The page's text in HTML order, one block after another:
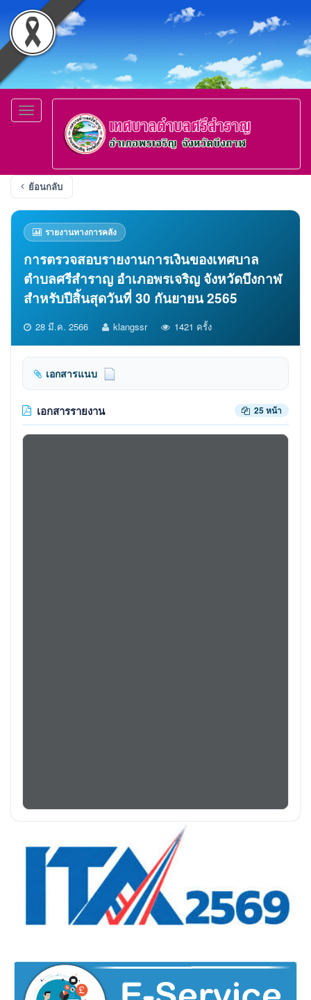
Toggle
navigation
ย้อนกลับ
รายงานทางการคลัง
การตรวจสอบรายงานการเงินของเทศบาล
ตำบลศรีสำราญ อำเภอพรเจริญ จังหวัดบึงกาฬ
สำหรับปีสิ้นสุดวันที่ 30 กันยายน 2565
28 มี.ค. 2566 klangssr 1421 ครั้ง
เอกสารแนบ
เอกสารรายงาน 25 หน้า